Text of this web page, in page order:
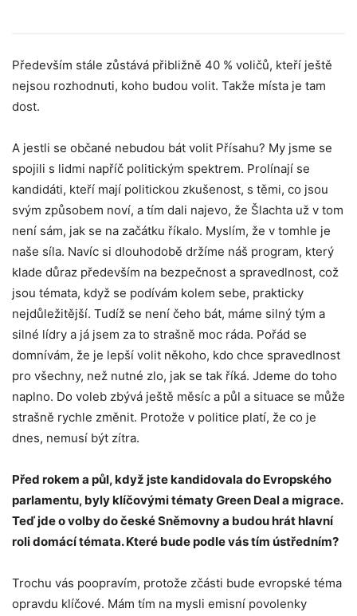
Především stále zůstává přibližně 40 % voličů, kteří ještě
nejsou rozhodnuti, koho budou volit. Takže místa je tam
dost.
A jestli se občané nebudou bát volit Přísahu? My jsme se
spojili s lidmi napříč politickým spektrem. Prolínají se
kandidáti, kteří mají politickou zkušenost, s těmi, co jsou
svým způsobem noví, a tím dali najevo, že Šlachta už v tom
není sám, jak se na začátku říkalo. Myslím, že v tomhle je
naše síla. Navíc si dlouhodobě držíme náš program, který
klade důraz především na bezpečnost a spravedlnost, což
jsou témata, když se podívám kolem sebe, prakticky
nejdůležitější. Tudíž se není čeho bát, máme silný tým a
silné lídry a já jsem za to strašně moc ráda. Pořád se
domnívám, že je lepší volit někoho, kdo chce spravedlnost
pro všechny, než nutné zlo, jak se tak říká. Jdeme do toho
naplno. Do voleb zbývá ještě měsíc a půl a situace se může
strašně rychle změnit. Protože v politice platí, že co je
dnes, nemusí být zítra.
Před rokem a půl, když jste kandidovala do Evropského
parlamentu, byly klíčovými tématy Green Deal a migrace.
Teď jde o volby do české Sněmovny a budou hrát hlavní
roli domácí témata. Které bude podle vás tím ústředním?
Trochu vás poopravím, protože zčásti bude evropské téma
opravdu klíčové. Mám tím na mysli emisní povolenky